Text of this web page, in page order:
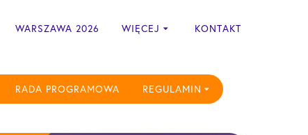
WARSZAWA 2026 WIĘCEJ KONTAKT
RADA PROGRAMOWA REGULAMIN